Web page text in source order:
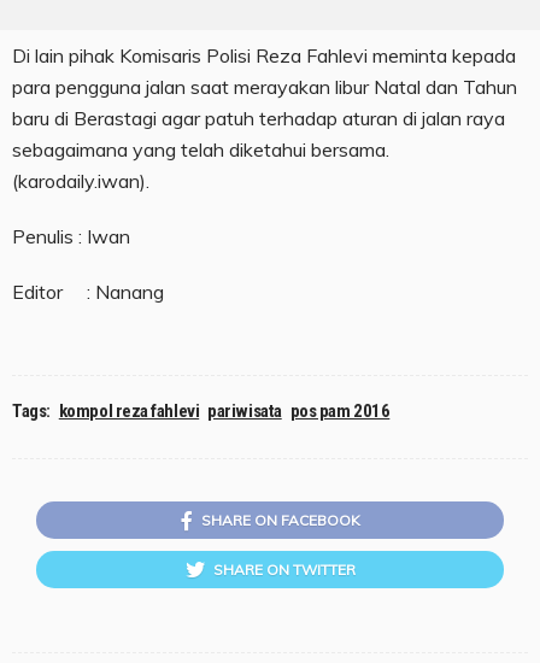
Di lain pihak Komisaris Polisi Reza Fahlevi meminta kepada
para pengguna jalan saat merayakan libur Natal dan Tahun
baru di Berastagi agar patuh terhadap aturan di jalan raya
sebagaimana yang telah diketahui bersama.
(karodaily.iwan).
Penulis : Iwan
Editor : Nanang
Tags: kompol reza fahlevi pariwisata pos pam 2016
SHARE ON FACEBOOK
SHARE ON TWITTER